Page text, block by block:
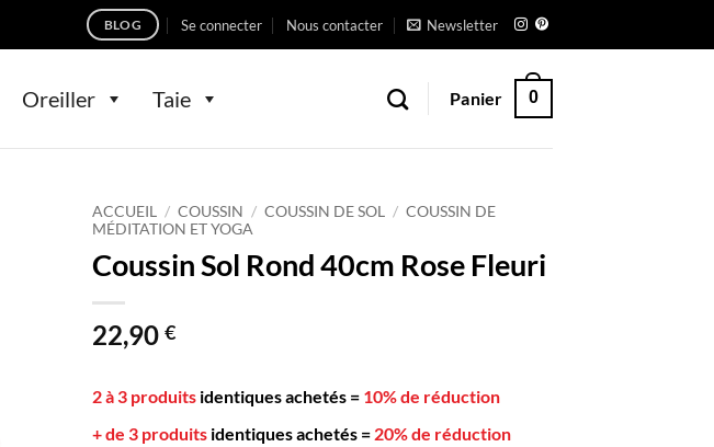
BLOG Se connecter Nous contacter Newsletter
Oreiller Taie Panier 0
ACCUEIL / COUSSIN / COUSSIN DE SOL / COUSSIN DE
MÉDITATION ET YOGA
Coussin Sol Rond 40cm Rose Fleuri
22,90 €
2 à 3 produits identiques achetés = 10% de réduction
+ de 3 produits identiques achetés = 20% de réduction